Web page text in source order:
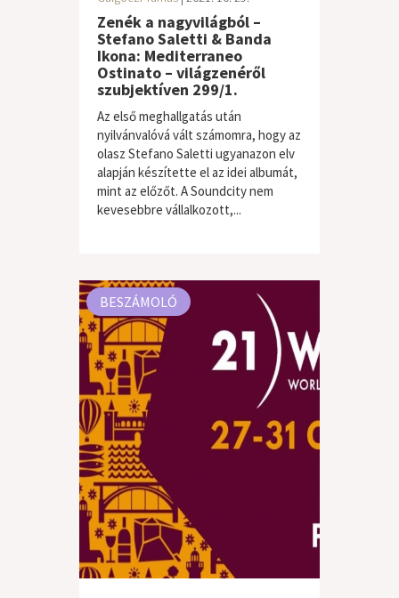
Zenék a nagyvilágból –
Stefano Saletti & Banda
Ikona: Mediterraneo
Ostinato – világzenéről
szubjektíven 299/1.
Az első meghallgatás után
nyilvánvalóvá vált számomra, hogy az
olasz Stefano Saletti ugyanazon elv
alapján készítette el az idei albumát,
mint az előzőt. A Soundcity nem
kevesebbre vállalkozott,...
világzene / folk
BESZÁMOLÓ